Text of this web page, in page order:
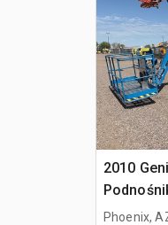
2010
Phoenix,